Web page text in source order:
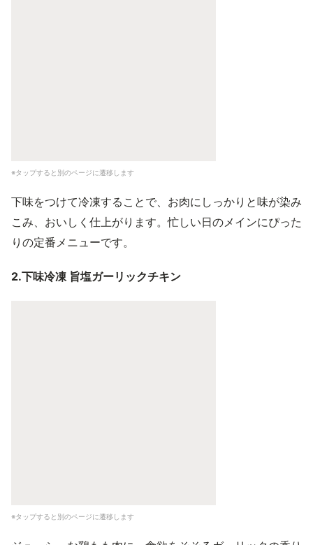
※タップすると別のページに遷移します
下味をつけて冷凍することで、お肉にしっかりと味が染み
こみ、おいしく仕上がります。忙しい日のメインにぴった
りの定番メニューです。
2.下味冷凍 旨塩ガーリックチキン
※タップすると別のページに遷移します